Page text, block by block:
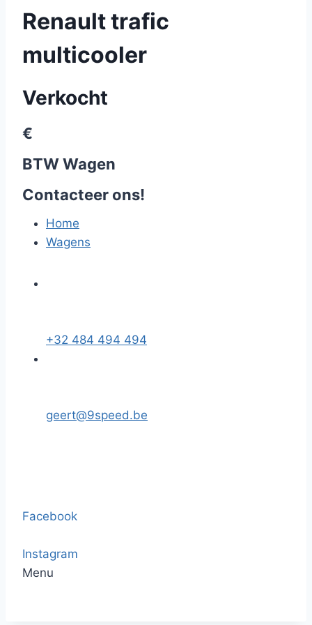
Renault trafic
multicooler
Verkocht
€
BTW Wagen
Contacteer ons!
Home
Wagens
+32 484 494 494
geert@9speed.be
Facebook
Instagram
Menu